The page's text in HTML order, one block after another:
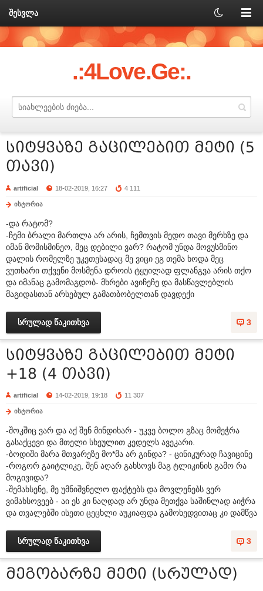
შესვლა
.:4Love.Ge:.
სიტყვაზე გაცილებით მეტი (5
თავი)
artificial 18-02-2019, 16:27 4 111
ისტორია
-და რატომ?
-ჩემი ბრალი მართლა არ არის, ჩემთვის მედო თავი მერხზე და
იმან მომისმინეო, მეც დებილი ვარ? რატომ უნდა მოვუსმინო
დალის რომელზე უკეთესადაც მე ვიცი ეგ თემა ხოდა მეც
ვუთხარი თქვენი მოსმენა დროის ტყუილად ფლანგვა არის თქო
და იმანაც გამომაგდობ- მხრები ავიჩეჩე და მასწავლებლის
მაგიდასთან არსებულ გამათბობელთან დავდექი
3
სრულად წაკითხვა
სიტყვაზე გაცილებით მეტი
+18 (4 თავი)
artificial 14-02-2019, 19:18 11 307
ისტორია
-შოკშიც ვარ და აქ შენ მინდიხარ - უკვე ბოლო გზაც მომეჭრა
გასაქცევი და მთელი სხეულით კედელს ავეკარი.
-ბოდიში მარა მთვარეზე მო*მა არ გინდა? - ცინიკურად ჩავიცინე
-როგორ გაიტლიკე, შენ აღარ გახსოვს მაგ ტლიკინის გამო რა
მოგივიდა?
-შემახსენე, მე უმნიშვნელო ფაქტებს და მოვლენებს ვერ
ვიმახსოვეებ - აი ეს კი ნაღდად არ უნდა მეთქვა საშინლად აიჭრა
და თვალებში ისეთი ცეცხლი აუკიაფდა გამოხედვითაც კი დამწვა
3
სრულად წაკითხვა
მეგობარზე მეტი (სრულად)